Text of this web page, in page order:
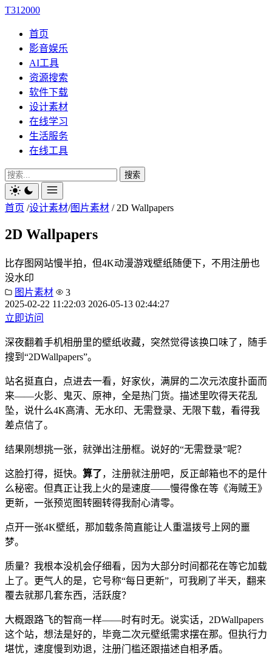
T312000
首页
影音娱乐
AI工具
资源搜索
软件下载
设计素材
在线学习
生活服务
在线工具
搜索
首页 /设计素材/图片素材 / 2D Wallpapers
2D Wallpapers
比存图网站慢半拍，但4K动漫游戏壁纸随便下，不用注册也
没水印
图片素材
3
2025-02-22 11:22:03 2026-05-13 02:44:27
立即访问
深夜翻着手机相册里的壁纸收藏，突然觉得该换口味了，随手
搜到“2DWallpapers”。
站名挺直白，点进去一看，好家伙，满屏的二次元浓度扑面而
来——火影、鬼灭、原神，全是热门货。描述里吹得天花乱
坠，说什么4K高清、无水印、无需登录、无限下载，看得我
差点信了。
结果刚想挑一张，就弹出注册框。说好的“无需登录”呢？
这脸打得，挺快。 算了，注册就注册吧，反正邮箱也不的是什
么秘密。但真正让我上火的是速度——慢得像在等《海贼王》
更新，一张预览图转圈转得我耐心清零。
点开一张4K壁纸，那加载条简直能让人重温拨号上网的噩
梦。
质量？我根本没机会仔细看，因为大部分时间都花在等它加载
上了。更气人的是，它号称“每日更新”，可我刷了半天，翻来
覆去就那几套东西，活跃度？
大概跟路飞的智商一样——时有时无。说实话，2DWallpapers
这个站，想法是好的，毕竟二次元壁纸需求摆在那。但执行力
堪忧，速度慢到劝退，注册门槛还跟描述自相矛盾。